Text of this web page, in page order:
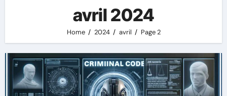
avril 2024
Home 2024 avril Page 2